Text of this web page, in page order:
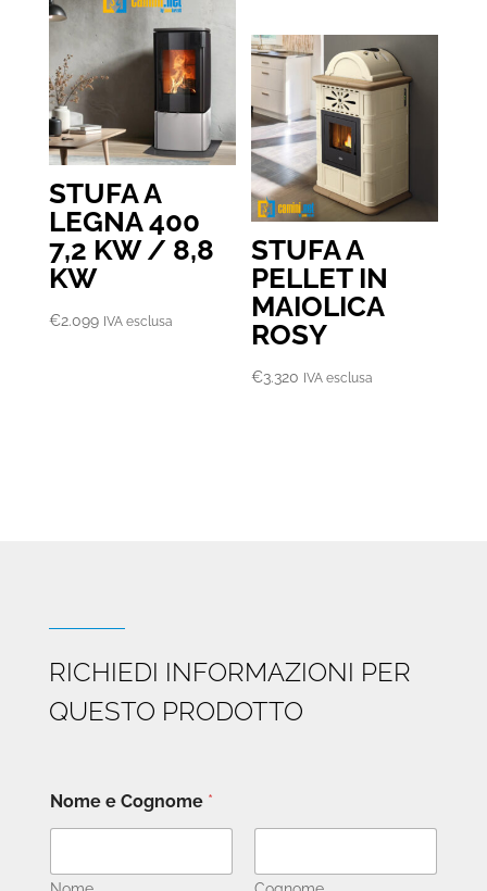
STUFA A
LEGNA 400
7,2 KW / 8,8
KW
€2.099 IVA esclusa
STUFA A
PELLET IN
MAIOLICA
ROSY
€3.320 IVA esclusa
RICHIEDI INFORMAZIONI PER
QUESTO PRODOTTO
Nome e Cognome *